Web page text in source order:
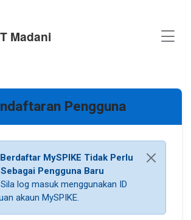
Madani
Pengguna
MySPIKE Tidak Perlu
Pengguna Baru
Sila log masuk menggunakan ID
akaun MySPIKE.